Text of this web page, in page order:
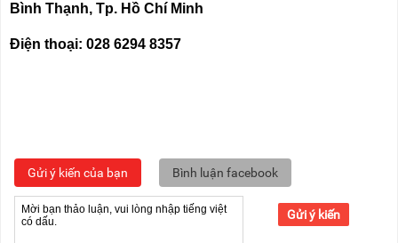
Bình Thạnh, Tp. Hồ Chí Minh
Điện thoại: 028 6294 8357
Gửi ý kiến của bạn Bình luận facebook
Gửi ý kiến